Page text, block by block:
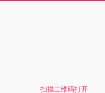
扫描二维码打开